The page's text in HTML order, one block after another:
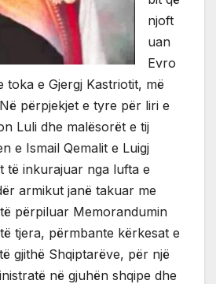
njoft
uan
Evro
toka e Gjergj Kastriotit, më
përpjekjet e tyre për liri e
Luli dhe malësorët e tij
e Ismail Qemalit e Luigj
të inkurajuar nga lufta e
armikut janë takuar me
përpiluar Memorandumin
tjera, përmbante kërkesat e
gjithë Shqiptarëve, për një
në gjuhën shqipe dhe